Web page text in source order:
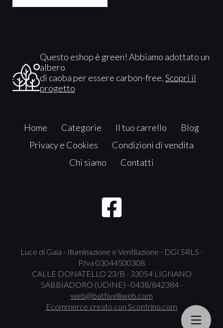
Questo eshop è green! Abbiamo adottato un
albero
di caoba per essere carbon-free.Scopri il
progetto
Home Categorie Il tuo carrello
Blog
Privacy e Cookies
Condizioni di vendita
Chi siamo
Contatti
Luce di Gaia - Illuminazione e Ventilazione - DGI SRLS -
P.Iva 03044500308
CALLE DONATELLO 23/B - 33054 LIGNANO
SABBIADORO (UDINE) - 0438/842384 -
web@battivelliweb.com
Ecommerce creato con Scontrino.com